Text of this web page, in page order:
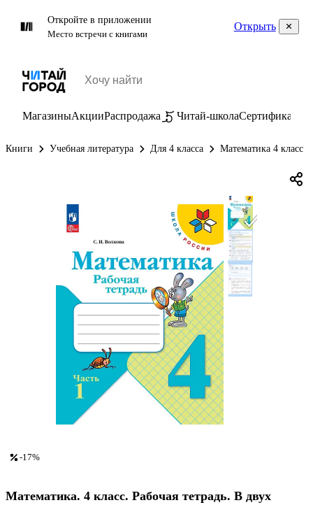
Откройте в приложении
Место встречи с книгами
Открыть
МагазиныАкцииРаспродажа Читай-школаСертификаты
Книги Учебная литература Для 4 класса Математика 4 класс
-17%
Математика. 4 класс. Рабочая тетрадь. В двух